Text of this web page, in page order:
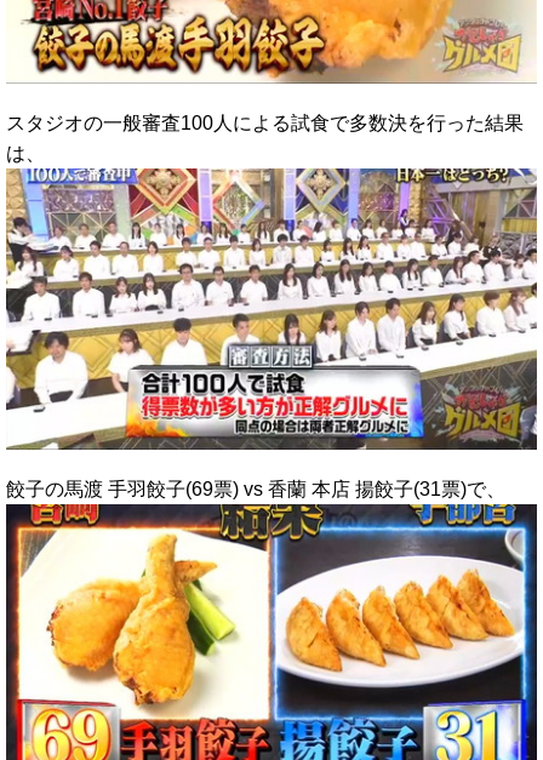
スタジオの一般審査100人による試食で多数決を行った結果
は、
餃子の馬渡 手羽餃子(69票) vs 香蘭 本店 揚餃子(31票)で、